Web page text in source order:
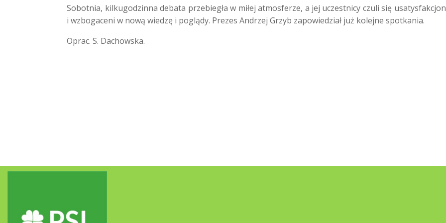
Sobotnia, kilkugodzinna debata przebiegła w miłej atmosferze, a jej uczestnicy czuli się
i wzbogaceni w nową wiedzę i poglądy. Prezes Andrzej Grzyb zapowiedział już kolejne spotkania.
Oprac. S. Dachowska.